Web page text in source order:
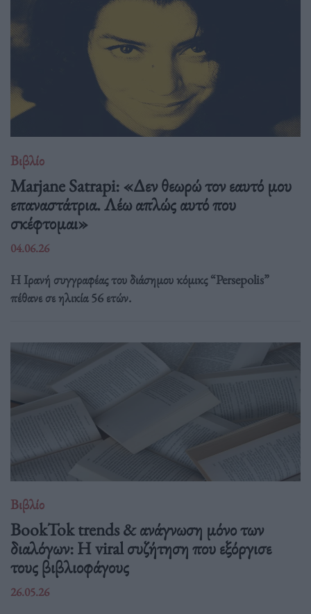
Βιβλίο
Marjane Satrapi: «Δεν θεωρώ τον εαυτό μου
επαναστάτρια. Λέω απλώς αυτό που
σκέφτομαι»
04.06.26
Η Ιρανή συγγραφέας του διάσημου κόμικς “Persepolis”
πέθανε σε ηλικία 56 ετών.
Βιβλίο
BookTok trends & ανάγνωση μόνο των
διαλόγων: Η viral συζήτηση που εξόργισε
τους βιβλιοφάγους
26.05.26